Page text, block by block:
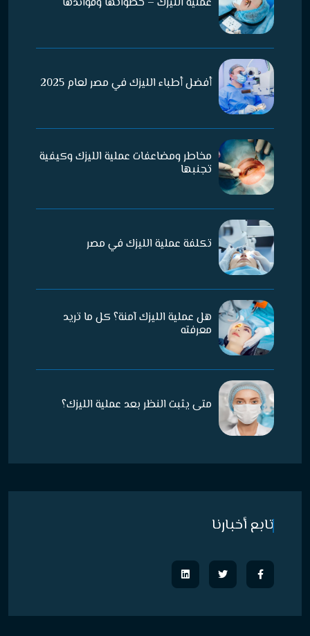
أفضل أطباء الليزك في مصر لعام 2025
مخاطر ومضاعفات عملية الليزك وكيفية
تجنبها
تكلفة عملية الليزك في مصر
هل عملية الليزك آمنة؟ كل ما تريد
معرفته
متى يثبت النظر بعد عملية الليزك؟
تابع أخبارنا